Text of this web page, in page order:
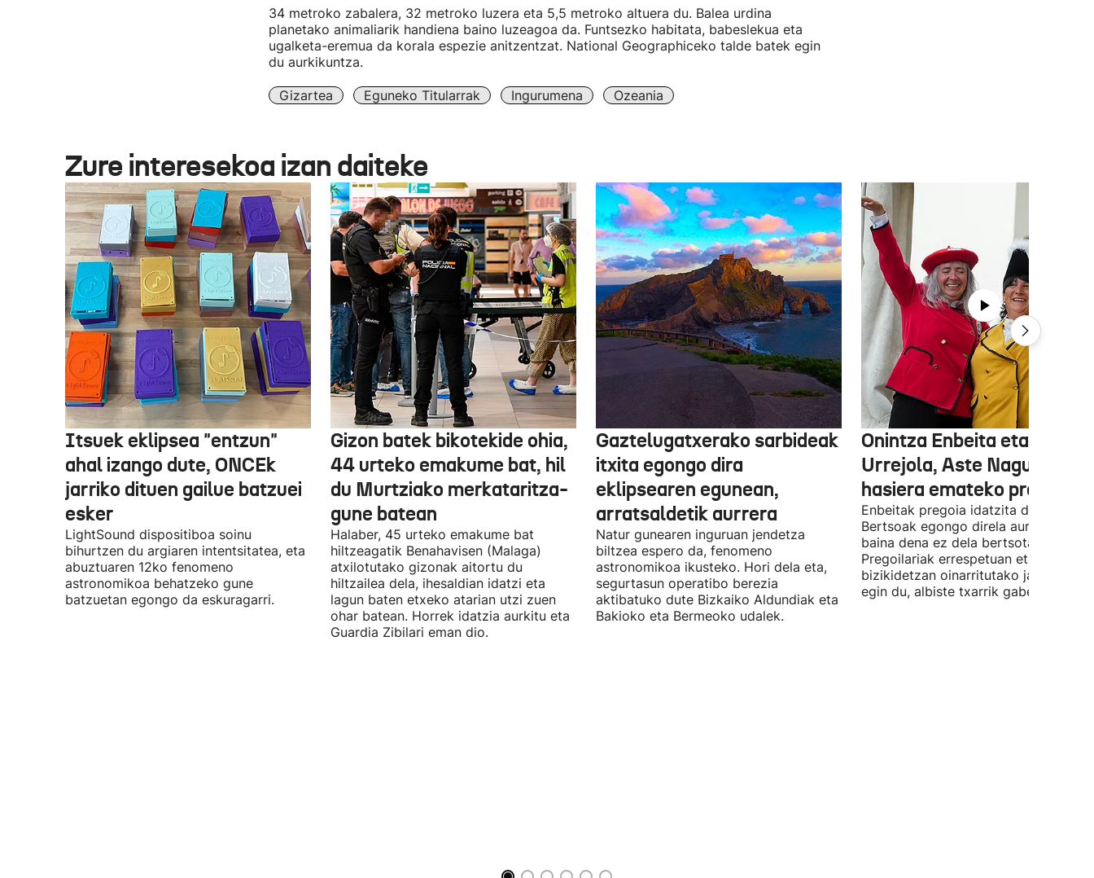
34 metroko zabalera, 32 metroko luzera eta 5,5 metroko altuera du. Balea urdina
planetako animaliarik handiena baino luzeagoa da. Funtsezko habitata, babeslekua eta
ugalketa-eremua da korala espezie anitzentzat. National Geographiceko talde batek egin
du aurkikuntza.
Gizartea Eguneko Titularrak Ingurumena Ozeania
Zure interesekoa izan daiteke
Itsuek eklipsea "entzun"
ahal izango dute, ONCEk
jarriko dituen gailue batzuei
esker
LightSound dispositiboa soinu
bihurtzen du argiaren intentsitatea, eta
abuztuaren 12ko fenomeno
astronomikoa behatzeko gune
batzuetan egongo da eskuragarri.
Gizon batek bikotekide ohia,
44 urteko emakume bat, hil
du Murtziako merkataritza-
gune batean
Halaber, 45 urteko emakume bat
hiltzeagatik Benahavisen (Malaga)
atxilotutako gizonak aitortu du
hiltzailea dela, ihesaldian idatzi eta
lagun baten etxeko atarian utzi zuen
ohar batean. Horrek idatzia aurkitu eta
Guardia Zibilari eman dio.
Gaztelugatxerako sarbideak
itxita egongo dira
eklipsearen egunean,
arratsaldetik aurrera
Natur gunearen inguruan jendetza
biltzea espero da, fenomeno
astronomikoa ikusteko. Hori dela eta,
segurtasun operatibo berezia
aktibatuko dute Bizkaiko Aldundiak eta
Bakioko eta Bermeoko udalek.
Onintza Enbeita eta Ainhoa
Urrejola, Aste Nagusiari
hasiera emateko prest
Enbeitak pregoia idatzita dauka.
Bertsoak egongo direla aurreratu du,
baina dena ez dela bertsotan izango.
Pregoilariak errespetuan eta
bizikidetzan oinarritutako jaien alde
egin du, albiste txarrik gabe.